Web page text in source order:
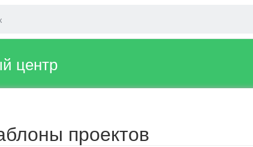
центр
проектов